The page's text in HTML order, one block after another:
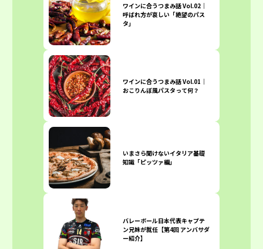
ワインに合うつまみ話 Vol.02｜
呼ばれ方が哀しい「絶望のパス
タ」
ワインに合うつまみ話 Vol.01｜
おこりんぼ風パスタって何？
いまさら聞けないイタリア基礎
知識「ピッツァ編」
バレーボール日本代表キャプテ
ン兄妹が就任【第4回 アンバサダ
ー紹介】